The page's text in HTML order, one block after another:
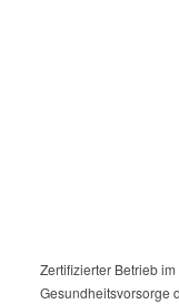
Zertifizierter Betrieb
Gesundheitsvorsorge